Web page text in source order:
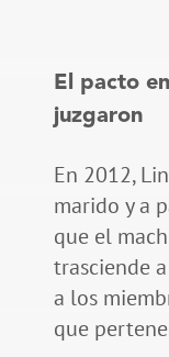
El pacto
juzgaron
En 2012,
marido y a
que el
trasciende
a los
que